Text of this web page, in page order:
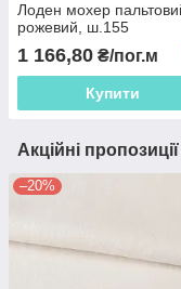
Лоден мохер
рожевий, ш.155
1 166,80 ₴/пог.м
Купити
Акційні
–20%